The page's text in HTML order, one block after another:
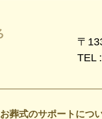
〒
TEL
お葬式のサポートにつ